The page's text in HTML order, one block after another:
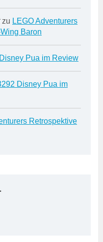
zu LEGO Adventurers
Baron
Pua im Review
Disney Pua im
Retrospektive